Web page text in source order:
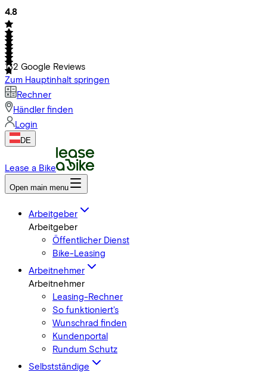
4.8
132 Google Reviews
Zum Hauptinhalt springen
Rechner
Händler finden
Login
DE
Lease a Bike
Open main menu
Arbeitgeber
Arbeitgeber
Öffentlicher Dienst
Bike-Leasing
Arbeitnehmer
Arbeitnehmer
Leasing-Rechner
So funktioniert's
Wunschrad finden
Kundenportal
Rundum Schutz
Selbstständige